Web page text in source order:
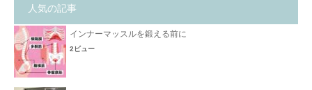
人気の記事
インナーマッスルを鍛える前に
2ビュー